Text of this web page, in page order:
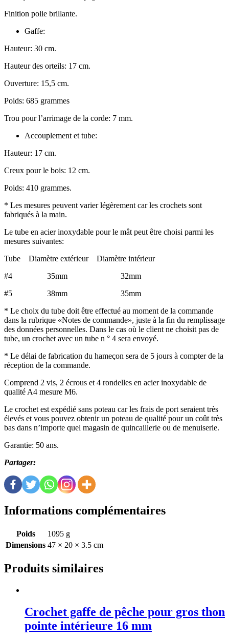
Finition polie brillante.
Gaffe:
Hauteur: 30 cm.
Hauteur des orteils: 17 cm.
Ouverture: 15,5 cm.
Poids: 685 grammes
Trou pour l’arrimage de la corde: 7 mm.
Accouplement et tube:
Hauteur: 17 cm.
Creux pour le bois: 12 cm.
Poids: 410 grammes.
* Les mesures peuvent varier légèrement car les crochets sont
fabriqués à la main.
Le tube en acier inoxydable pour le mât peut être choisi parmi les
mesures suivantes:
Tube Diamètre extérieur Diamètre intérieur
#4 35mm 32mm
#5 38mm 35mm
* Le choix du tube doit être effectué au moment de la commande
dans la rubrique «Notes de commande», juste à la fin du remplissage
des données personnelles. Dans le cas où le client ne choisit pas de
tube, un crochet avec un tube n ° 4 sera envoyé.
* Le délai de fabrication du hameçon sera de 5 jours à compter de la
réception de la commande.
Comprend 2 vis, 2 écrous et 4 rondelles en acier inoxydable de
qualité A4 mesure M6.
Le crochet est expédié sans poteau car les frais de port seraient très
élevés et vous pouvez obtenir un poteau de qualité pour un coût très
bas dans n’importe quel magasin de quincaillerie ou de menuiserie.
Garantie: 50 ans.
Partager:
Informations complémentaires
Poids
1095 g
Dimensions 47 × 20 × 3.5 cm
Produits similaires
Crochet gaffe de pêche pour gros thon
pointe intérieure 16 mm